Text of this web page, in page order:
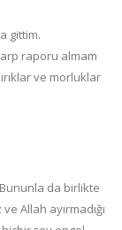
gittim.
raporu almam
ve morluklar
da birlikte
Allah ayırmadığı